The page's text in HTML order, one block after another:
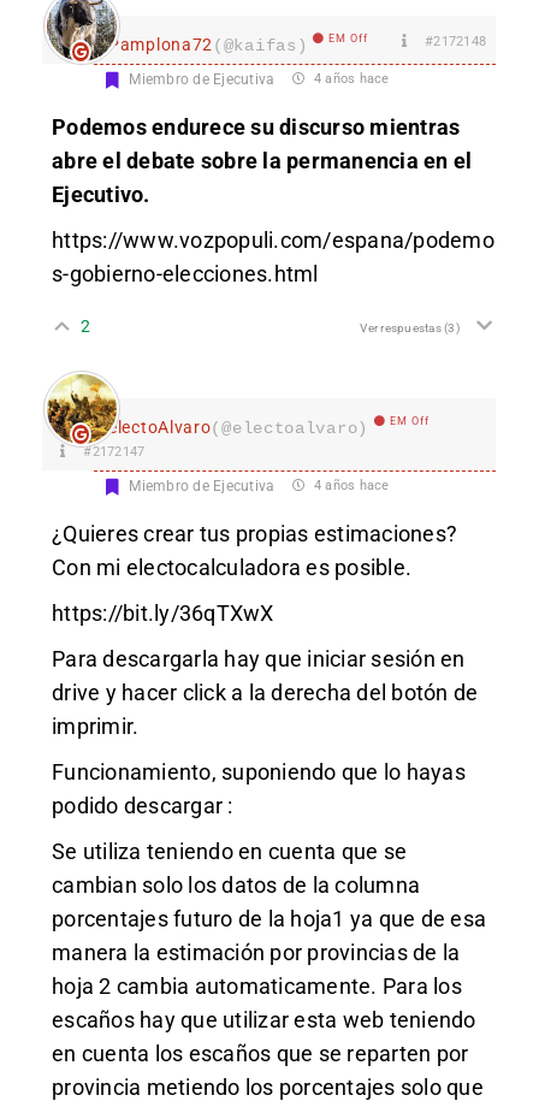
Pamplona72(@kaifas) EM Off #2172148
Miembro de Ejecutiva 4 años hace
Podemos endurece su discurso mientras
abre el debate sobre la permanencia en el
Ejecutivo.
https://www.vozpopuli.com/espana/podemo
s-gobierno-elecciones.html
2 Ver respuestas(3)
electoAlvaro(@electoalvaro) EM Off
#2172147
Miembro de Ejecutiva 4 años hace
¿Quieres crear tus propias estimaciones?
Con mi electocalculadora es posible.
https://bit.ly/36qTXwX
Para descargarla hay que iniciar sesión en
drive y hacer click a la derecha del botón de
imprimir.
Funcionamiento, suponiendo que lo hayas
podido descargar :
Se utiliza teniendo en cuenta que se
cambian solo los datos de la columna
porcentajes futuro de la hoja1 ya que de esa
manera la estimación por provincias de la
hoja 2 cambia automaticamente. Para los
escaños hay que utilizar esta web teniendo
en cuenta los escaños que se reparten por
provincia metiendo los porcentajes solo que